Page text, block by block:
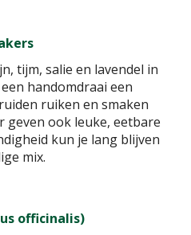
tijm, salie en lavendel in
handomdraai een
ruiken en smaken
geven ook leuke, eetbare
kun je lang blijven
mix.
officinalis)